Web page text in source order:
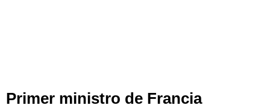
Primer ministro de Francia